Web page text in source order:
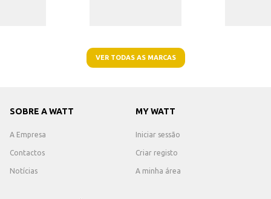
VER TODAS AS MARCAS
SOBRE A WATT
A Empresa
Contactos
Notícias
MY WATT
Iniciar sessão
Criar registo
A minha área